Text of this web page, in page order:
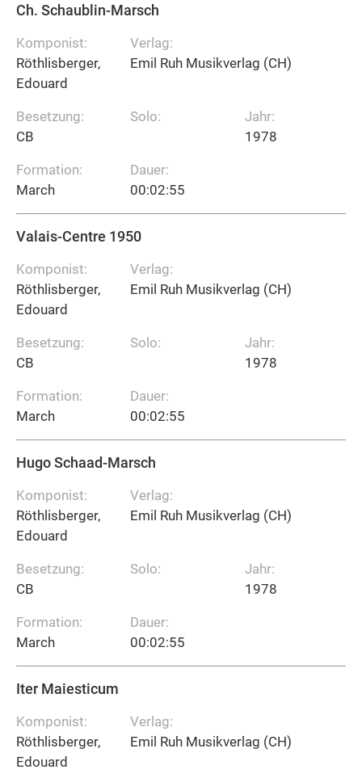
Ch. Schaublin-Marsch
Komponist:
Röthlisberger,
Edouard
Besetzung:
CB
Formation:
March
Verlag:
Emil Ruh Musikverlag (CH)
Solo:
Dauer:
00:02:55
Jahr:
1978
Valais-Centre 1950
Komponist:
Röthlisberger,
Edouard
Besetzung:
CB
Formation:
March
Verlag:
Emil Ruh Musikverlag (CH)
Solo:
Dauer:
00:02:55
Jahr:
1978
Hugo Schaad-Marsch
Komponist:
Röthlisberger,
Edouard
Besetzung:
CB
Formation:
March
Verlag:
Emil Ruh Musikverlag (CH)
Solo:
Dauer:
00:02:55
Jahr:
1978
Iter Maiesticum
Komponist:
Röthlisberger,
Edouard
Verlag:
Emil Ruh Musikverlag (CH)